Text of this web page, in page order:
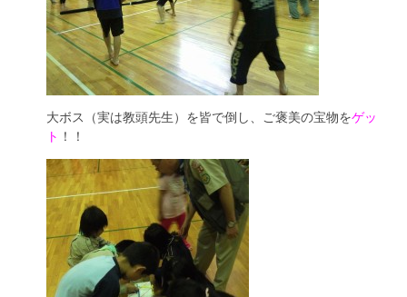
大ボス（実は教頭先生）を皆で倒し、ご褒美の宝物をゲッ
ト ！！